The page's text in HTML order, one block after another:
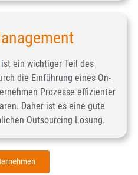
ein wichtiger Teil des
die Einführung eines On-
Prozesse effizienter
Daher ist es eine gute
Outsourcing Lösung.